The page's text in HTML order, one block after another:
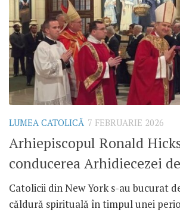
LUMEA CATOLICĂ 7 FEBRUARIE 2026
Arhiepiscopul Ronald
conducerea Arhidiecezei
Catolicii din New York s-au bucurat
căldură spirituală în timpul unei